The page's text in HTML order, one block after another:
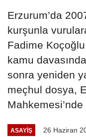
Erzurum’da
kurşunla
Fadime
kamu
sonra yeniden
meçhul dosya,
ASAYİŞ 26 Haziran